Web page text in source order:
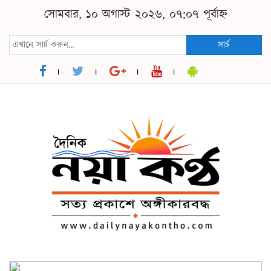
সোমবার, ১০ অগাস্ট ২০২৬, ০৭:০৭ পূর্বাহ্ন
সার্চ